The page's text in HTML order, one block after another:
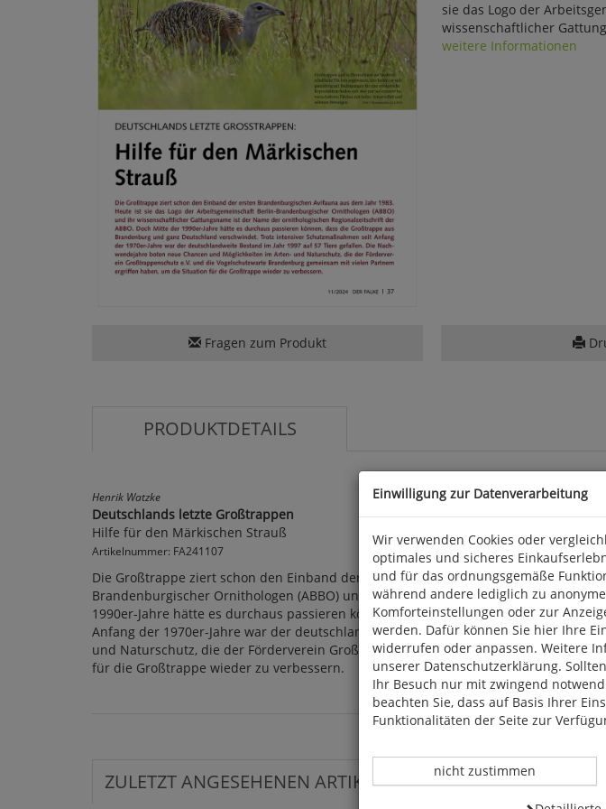
sie das Logo der
wissenschaftlicher
weitere Informationen
Fragen zum Produkt
PRODUKTDETAILS
Henrik Watzke
Deutschlands letzte Großtrappen
Hilfe für den Märkischen Strauß
Artikelnummer: FA241107
Die Großtrappe ziert schon den Einband der ersten Brandenburgischen Avifauna
Brandenburgischer Ornithologen (ABBO) und ihr wissenschaftlicher
1990er-Jahre hätte es durchaus passieren können, dass die Großtrappe aus
Anfang der 1970er-Jahre war der deutschlandweite Bestand im Jahr 1997 auf 57
und Naturschutz, die der Förderverein Großtrappenschutz e.V. und die
für die Großtrappe wieder zu verbessern.
ZULETZT ANGESEHENEN ARTIKEL:
Einwilligung zur Datenverarbeitung
Wir verwenden Cookies oder
optimales und sicheres
und für das ordnungsgemäße
während andere lediglich zu
Komforteinstellungen oder zur
werden. Dafür können Sie hier Ihre
widerrufen oder anpassen. Weitere
unserer Datenschutzerklärung.
Ihr Besuch nur mit zwingend
beachten Sie, dass auf Basis Ihrer
Funktionalitäten der Seite zur
Datenverarbeitung -
nicht zustimmen